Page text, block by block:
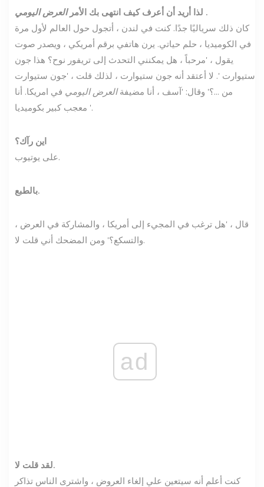
لذا أريد أن أعرف كيف انتهى بك الأمرالعرض اليومي
.
كان ذلك سرياليًا جدًا. كنت في لندن ، أتجول حول العالم لأول مرة
في الكوميديا ​​، حلم حياتي. يرن هاتفي برقم أمريكي ، ويصدر صوت
يقول ، 'مرحباً ، هل يمكنني التحدث إلى تريفور نوح؟ هذا جون
ستيوارت '. لا أعتقد أنه جون ستيوارت ، لذلك قلت ، 'جون ستيوارت
من ...؟' وقال: 'آسف ، أنا مضيفةالعرض اليومي في امريكا. أنا
معجب كبير بكوميديا ​​'.
اين رآك؟
على يوتيوب.
بالطبع.
قال ، 'هل ترغب في المجيء إلى أمريكا ، والمشاركة في العرض ،
والتسكع؟' ومن المضحك أني قلت لا.
ad
لقد قلت لا.
كنت أعلم أنه سيتعين علي إلغاء العروض ، واشترى الناس تذاكر